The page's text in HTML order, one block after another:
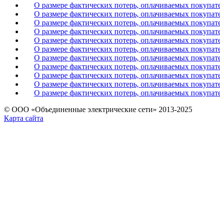
О размере фактических потерь, оплачиваемых
О размере фактических потерь, оплачиваемых
О размере фактических потерь, оплачиваемых
О размере фактических потерь, оплачиваемых
О размере фактических потерь, оплачиваемых
О размере фактических потерь, оплачиваемых
О размере фактических потерь, оплачиваемых
О размере фактических потерь, оплачиваемых
О размере фактических потерь, оплачиваемых
O размере фактических потерь, оплачиваемых
O размере фактических потерь, оплачиваемых
© ООО «Объединенные электрические сети» 2013-2025
Карта сайта